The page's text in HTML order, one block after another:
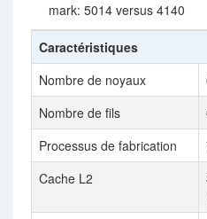
mark: 5014 versus 4140
Caractéristiques
Nombre de noyaux
Nombre de fils
Processus de fabrication
Cache L2